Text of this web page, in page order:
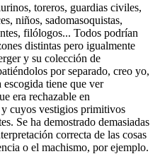
toreros, guardias civiles,
niños, sadomasoquistas,
filólogos... Todos podrían
distintas pero igualmente
y su colección de
por separado, creo yo,
escogida tiene que ver
era rechazable en
cuyos vestigios primitivos
Se ha demostrado demasiadas
correcta de las cosas
o el machismo, por ejemplo.